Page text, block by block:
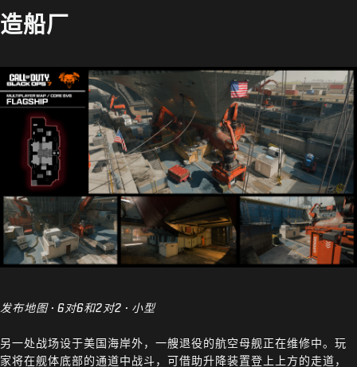
造船厂
发布地图 · 6对6和2对2 · 小型
另一处战场设于美国海岸外，一艘退役的航空母舰正在维修中。玩
家将在舰体底部的通道中战斗，可借助升降装置登上上方的走道，